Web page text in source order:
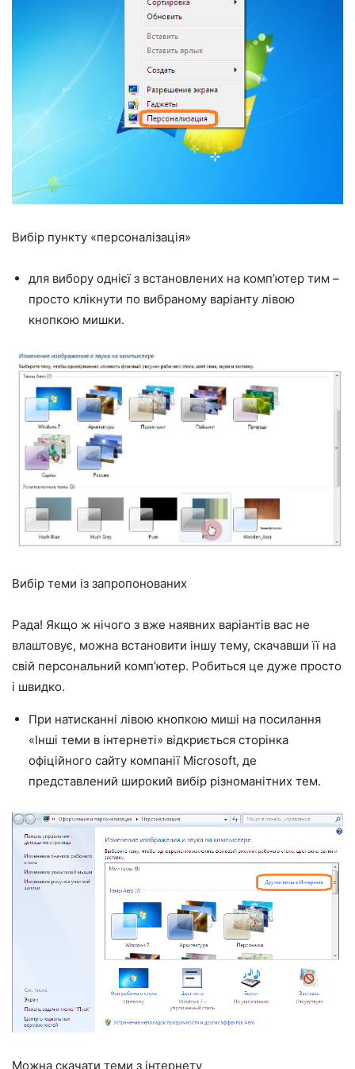
Вибір пункту «персоналізація»
для вибору однієї з встановлених на комп’ютер тим –
просто клікнути по вибраному варіанту лівою
кнопкою мишки.
Вибір теми із запропонованих
Рада! Якщо ж нічого з вже наявних варіантів вас не
влаштовує, можна встановити іншу тему, скачавши її на
свій персональний комп’ютер. Робиться це дуже просто
і швидко.
При натисканні лівою кнопкою миші на посилання
«Інші теми в інтернеті» відкриється сторінка
офіційного сайту компанії Microsoft, де
представлений широкий вибір різноманітних тем.
Можна скачати теми з інтернету